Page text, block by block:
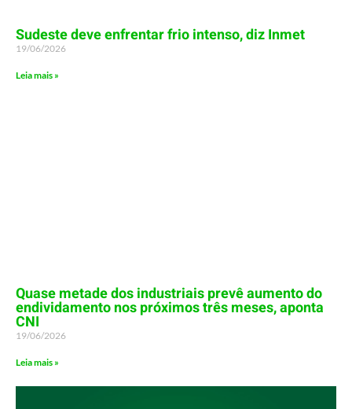
Sudeste deve enfrentar frio intenso, diz Inmet
19/06/2026
Leia mais »
Quase metade dos industriais prevê aumento do
endividamento nos próximos três meses, aponta
CNI
19/06/2026
Leia mais »